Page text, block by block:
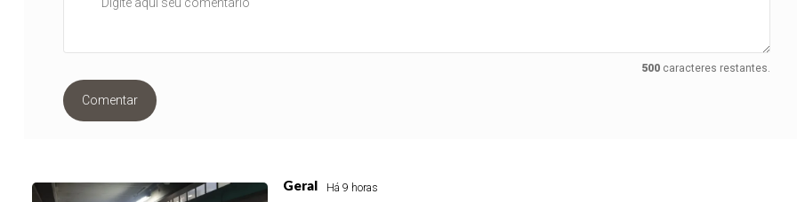
500caracteres restantes.
Comentar
Geral Há 9 horas